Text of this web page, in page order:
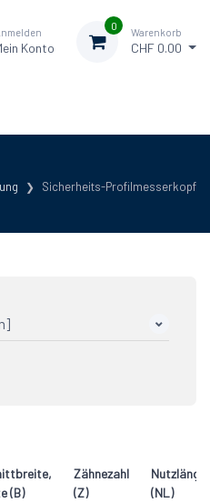
Konto
0
Warenkorb
CHF 0.00
Sicherheits-Profilmesserkopf
(B)
Zähnezahl
(Z)
Nutzlänge
(NL)